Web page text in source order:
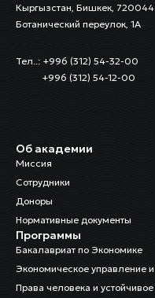
Кыргызстан, Бишкек, 720044
Ботанический переулок, 1А
Тел..: +996 (312) 54-32-00
+996 (312) 54-12-00
Об академии
Миссия
Сотрудники
Доноры
Нормативные документы
Программы
Бакалавриат по Экономике
Экономическое управление
Права человека и